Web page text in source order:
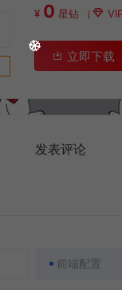
¥ 0 星钻 （
立即下载
发表评论
前端配置